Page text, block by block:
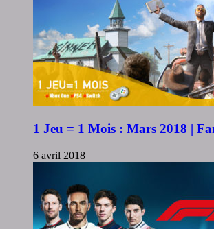
1 Jeu = 1 Mois : Mars 2018 |
6 avril 2018